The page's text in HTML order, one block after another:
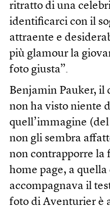
ritratto di una
identificarci con il
attraente e
più glamour la
foto giusta”.
Benjamin Pauker, il
non ha visto niente
quell’immagine
non gli sembra
non contrapporre la
home page, a
accompagnava il
foto di Aventurier è